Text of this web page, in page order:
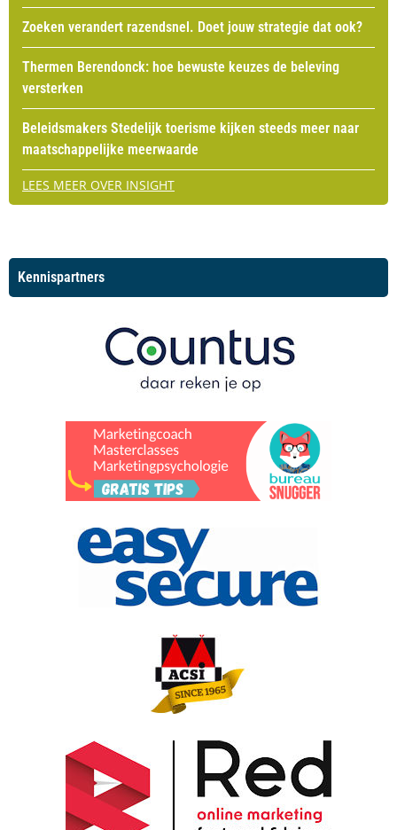
Zoeken verandert razendsnel. Doet jouw strategie dat ook?
Thermen Berendonck: hoe bewuste keuzes de beleving
versterken
Beleidsmakers Stedelijk toerisme kijken steeds meer naar
maatschappelijke meerwaarde
LEES MEER OVER INSIGHT
Kennispartners